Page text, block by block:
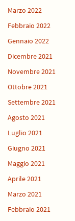
Marzo 2022
Febbraio 2022
Gennaio 2022
Dicembre 2021
Novembre 2021
Ottobre 2021
Settembre 2021
Agosto 2021
Luglio 2021
Giugno 2021
Maggio 2021
Aprile 2021
Marzo 2021
Febbraio 2021